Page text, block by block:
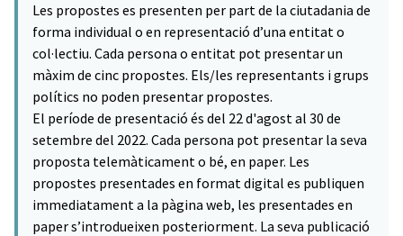
Les propostes es presenten per part de la ciutadania de
forma individual o en representació d’una entitat o
col·lectiu. Cada persona o entitat pot presentar un
màxim de cinc propostes. Els/les representants i grups
polítics no poden presentar propostes.
El període de presentació és del 22 d'agost al 30 de
setembre del 2022. Cada persona pot presentar la seva
proposta telemàticament o bé, en paper. Les
propostes presentades en format digital es publiquen
immediatament a la pàgina web, les presentades en
paper s’introdueixen posteriorment. La seva publicació